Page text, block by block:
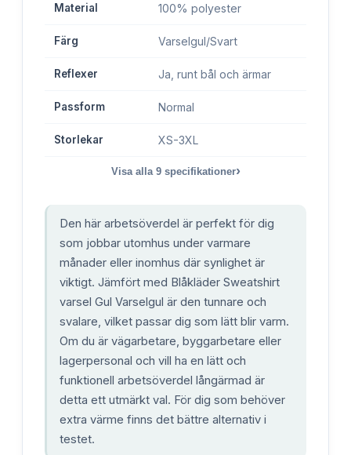
Material 100% polyester
Färg Varselgul/Svart
Reflexer Ja, runt bål och ärmar
Passform Normal
Storlekar XS-3XL
Visa alla 9specifikationer›
Den här arbetsöverdel är perfekt för dig
som jobbar utomhus under varmare
månader eller inomhus där synlighet är
viktigt. Jämfört med Blåkläder Sweatshirt
varsel Gul Varselgul är den tunnare och
svalare, vilket passar dig som lätt blir varm.
Om du är vägarbetare, byggarbetare eller
lagerpersonal och vill ha en lätt och
funktionell arbetsöverdel långärmad är
detta ett utmärkt val. För dig som behöver
extra värme finns det bättre alternativ i
testet.